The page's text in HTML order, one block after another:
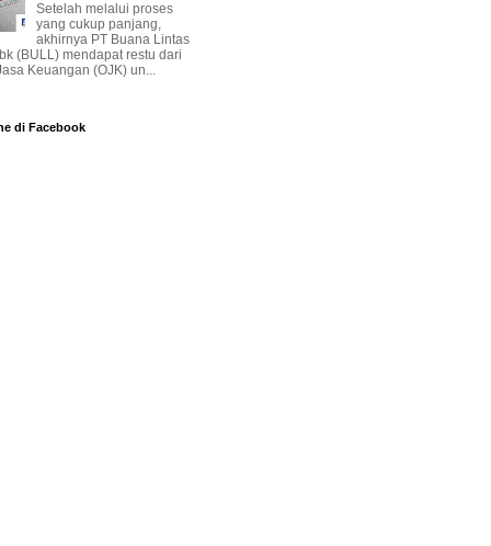
Setelah melalui proses
yang cukup panjang,
akhirnya PT Buana Lintas
(BULL) mendapat restu dari
Keuangan (OJK) un...
di Facebook